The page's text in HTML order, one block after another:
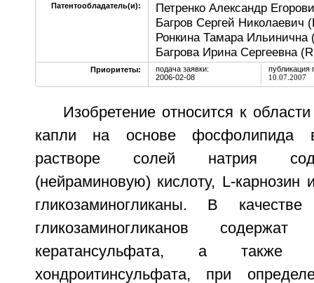
Патентообладатель(и):
Петренко Александр
Багров Сергей Николаевич
Ронкина Тамара Ильинична
Багрова Ирина Сергеевна
Приоритеты:
подача заявки:
2006-02-08
публикация
10.07.2007
Изобретение относится к
капли на основе фосфолипида в
растворе солей натрия
(нейраминовую) кислоту, L-карнозин
гликозаминогликаны. В качестве
гликозаминогликанов
кератансульфата, а также
хондроитинсульфата, при